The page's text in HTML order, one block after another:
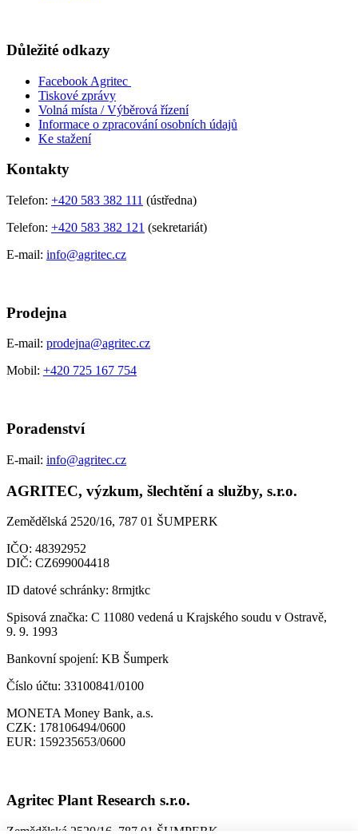
Důležité odkazy
Facebook Agritec
Tiskové zprávy
Volná místa / Výběrová řízení
Informace o zpracování osobních údajů
Ke stažení
Kontakty
Telefon: +420 583 382 111 (ústředna)
Telefon: +420 583 382 121 (sekretariát)
E-mail: info@agritec.cz
Prodejna
E-mail: prodejna@agritec.cz
Mobil: +420 725 167 754
Poradenství
E-mail: info@agritec.cz
AGRITEC, výzkum, šlechtění a služby, s.r.o.
Zemědělská 2520/16, 787 01 ŠUMPERK
IČO: 48392952
DIČ: CZ699004418
ID datové schránky: 8rmjtkc
Spisová značka: C 11080 vedená u Krajského soudu v Ostravě,
9. 9. 1993
Bankovní spojení: KB Šumperk
Číslo účtu: 33100841/0100
MONETA Money Bank, a.s.
CZK: 178106494/0600
EUR: 159235653/0600
Agritec Plant Research s.r.o.
Zemědělská 2520/16, 787 01 ŠUMPERK